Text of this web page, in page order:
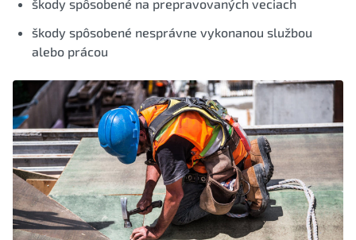
škody spôsobené na prepravovaných veciach
škody spôsobené nesprávne vykonanou službou
alebo prácou